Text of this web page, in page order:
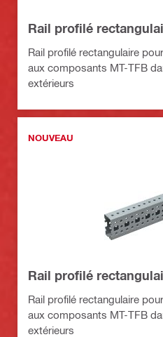
Rail profilé
Rail profilé rectangulaire
aux composants MT-TFB
extérieurs
NOUVEAU
Rail profilé
Rail profilé rectangulaire
aux composants MT-TFB
extérieurs